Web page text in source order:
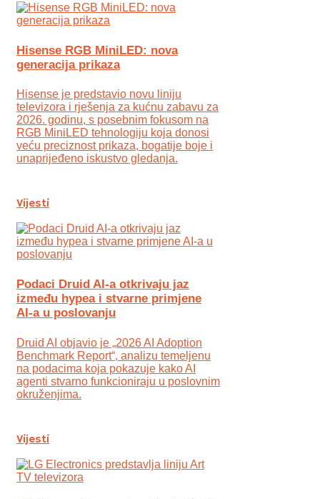
Hisense RGB MiniLED: nova
generacija prikaza
Hisense je predstavio novu liniju
televizora i rješenja za kućnu zabavu za
2026. godinu, s posebnim fokusom na
RGB MiniLED tehnologiju koja donosi
veću preciznost prikaza, bogatije boje i
unaprijeđeno iskustvo gledanja.
Vijesti
Podaci Druid AI-a otkrivaju jaz
između hypea i stvarne primjene
AI-a u poslovanju
Druid AI objavio je „2026 AI Adoption
Benchmark Report“, analizu temeljenu
na podacima koja pokazuje kako AI
agenti stvarno funkcioniraju u poslovnim
okruženjima.
Vijesti